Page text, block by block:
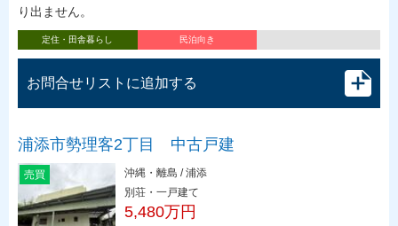
り出ません。
定住・田舎暮らし 民泊向き
お問合せリストに追加する
浦添市勢理客2丁目 中古戸建
売買
沖縄・離島 / 浦添
別荘・一戸建て
5,480万円